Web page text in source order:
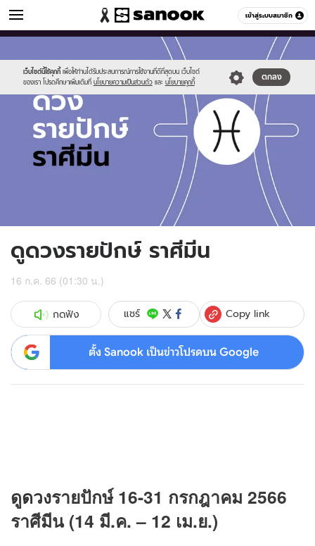
เข้าสู่ระบบสมาชิก
ดูดวง หมวดอื่นๆ
เว็บไซต์นี้ใช้คุกกี้ เพื่อให้ท่านได้รับประสบการณ์การใช้งานที่ดีที่สุดบน เว็บไซต์
ของเรา โปรดศึกษาเพิ่มเติมที่ นโยบายความเป็นส่วนตัว และ นโยบายคุกกี้
ตกลง
new-
sanook.png
//s.isanook.com/ho/0/ud/fxd/fortnightly/fortnightly-
pisces.jpg
ดูดวงรายปักษ์ ราศีมีน
16 ก.ค. 66 (01:30 น.)
กดฟัง แชร์ Copy link
ตั้ง Sanook เป็นข่าวโปรดบน Google
ดูดวงรายปักษ์ 16-31 กรกฎาคม 2566
ราศีมีน (14 มี.ค. – 12 เม.ย.)